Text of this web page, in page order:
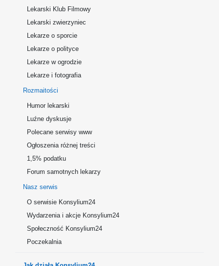
Lekarski Klub Filmowy
Lekarski zwierzyniec
Lekarze o sporcie
Lekarze o polityce
Lekarze w ogrodzie
Lekarze i fotografia
Rozmaitości
Humor lekarski
Luźne dyskusje
Polecane serwisy www
Ogłoszenia różnej treści
1,5% podatku
Forum samotnych lekarzy
Nasz serwis
O serwisie Konsylium24
Wydarzenia i akcje Konsylium24
Społeczność Konsylium24
Poczekalnia